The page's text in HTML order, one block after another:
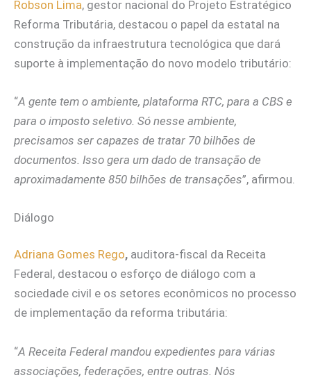
Robson Lima, gestor nacional do Projeto Estratégico
Reforma Tributária, destacou o papel da estatal na
construção da infraestrutura tecnológica que dará
suporte à implementação do novo modelo tributário:
“A gente tem o ambiente, plataforma RTC, para a CBS e
para o imposto seletivo. Só nesse ambiente,
precisamos ser capazes de tratar 70 bilhões de
documentos. Isso gera um dado de transação de
aproximadamente 850 bilhões de transações”, afirmou.
Diálogo
Adriana Gomes Rego, auditora-fiscal da Receita
Federal, destacou o esforço de diálogo com a
sociedade civil e os setores econômicos no processo
de implementação da reforma tributária:
“A Receita Federal mandou expedientes para várias
associações, federações, entre outras. Nós